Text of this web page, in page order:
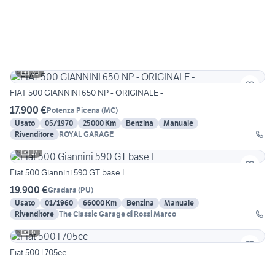
30
FIAT 500 GIANNINI 650 NP - ORIGINALE -
17.900 €Potenza Picena (MC)
Usato
05/1970 25000 Km Benzina
Manuale
Rivenditore ROYAL GARAGE
17
Fiat 500 Giannini 590 GT base L
19.900 €Gradara (PU)
Usato
01/1960 66000 Km Benzina
Manuale
Rivenditore The Classic Garage di Rossi Marco
6
Fiat 500 l 705cc